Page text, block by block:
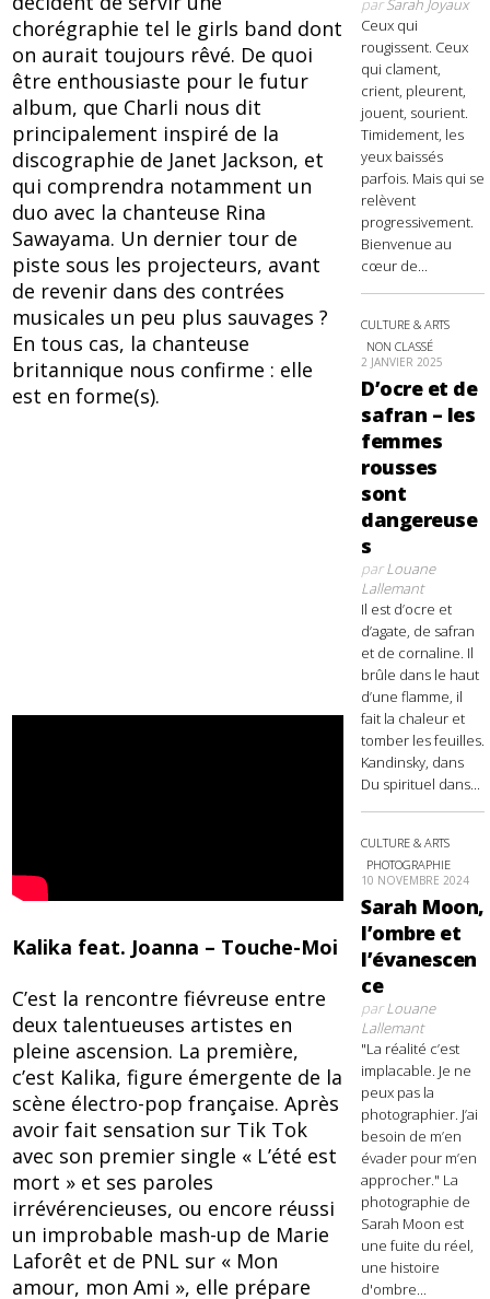
chorégraphie tel le girls band dont
on aurait toujours rêvé. De quoi
être enthousiaste pour le futur
album, que Charli nous dit
principalement inspiré de la
discographie de Janet Jackson, et
qui comprendra notamment un
duo avec la chanteuse Rina
Sawayama. Un dernier tour de
piste sous les projecteurs, avant
de revenir dans des contrées
musicales un peu plus sauvages ?
En tous cas, la chanteuse
britannique nous confirme : elle
est en forme(s).
Kalika feat. Joanna – Touche-Moi
C’est la rencontre fiévreuse entre
deux talentueuses artistes en
pleine ascension. La première,
c’est Kalika, figure émergente de la
scène électro-pop française. Après
avoir fait sensation sur Tik Tok
avec son premier single « L’été est
mort » et ses paroles
irrévérencieuses, ou encore réussi
un improbable mash-up de Marie
Laforêt et de PNL sur « Mon
amour, mon Ami », elle prépare
parSarah Joyaux
Ceux qui
rougissent. Ceux
qui clament,
crient, pleurent,
jouent, sourient.
Timidement, les
yeux baissés
parfois. Mais qui se
relèvent
progressivement.
Bienvenue au
cœur de...
CULTURE & ARTS
NON CLASSÉ
2 JANVIER 2025
D’ocre et de
safran – les
femmes
rousses
sont
dangereuse
s
parLouane
Lallemant
Il est d’ocre et
d’agate, de safran
et de cornaline. Il
brûle dans le haut
d’une flamme, il
fait la chaleur et
tomber les feuilles.
Kandinsky, dans
Du spirituel dans...
CULTURE & ARTS
PHOTOGRAPHIE
10 NOVEMBRE 2024
Sarah Moon,
l’ombre et
l’évanescen
ce
parLouane
Lallemant
"La réalité c’est
implacable. Je ne
peux pas la
photographier. J’ai
besoin de m’en
évader pour m’en
approcher." La
photographie de
Sarah Moon est
une fuite du réel,
une histoire
d'ombre...